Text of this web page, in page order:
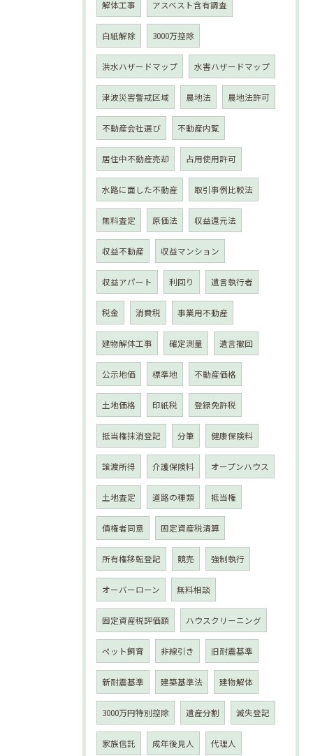
解体工事 アスベスト含有調査
白紙解除 3000万控除
洪水ハザードマップ 水害ハザードマップ
津波災害警戒区域 農地法 農地法許可
不動産会社選び 不動産内覧
居住中不動産売却 占用使用許可
水路に面した不動産 取引事例比較法
無料査定 原価法 収益還元法
収益不動産 収益マンション
収益アパート 利回り 遺言執行者
税金 消費税 事業用不動産
建物解体工事 確定測量 遺言撤回
公示地価 標準地 不動産価格
土地価格 印紙税 登録免許税
抵当権抹消登記 分筆 健康保険料
譲渡所得 介護保険料 オープンハウス
土地査定 道路の種類 抵当権
債権者同意 固定資産税清算
所有権移転登記 競売 強制執行
オーバーローン 無料相談
固定資産税評価額 ハウスクリーニング
ペット飼育 非線引き 旧耐震基準
新耐震基準 建築基準法 建物解体
3000万円特別控除 遺産分割 滅失登記
家族信託 成年後見人 代理人